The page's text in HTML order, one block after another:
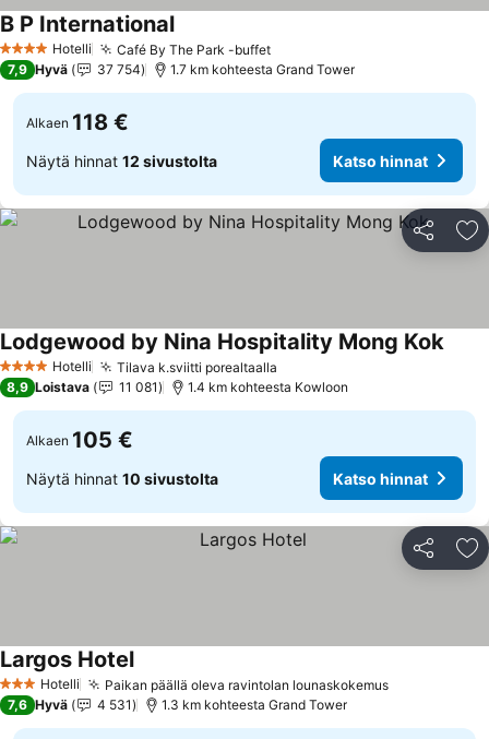
4 Tähtiluokitus
Hotelli Café By The Park -buffet
B P International
7,9 Hyvä 37 754 1.7 km kohteesta Grand Tower
Alkaen 118 €
Näytä hinnat 12 sivustolta Katso hinnat
Jaa
4 Tähtiluokitus
Hotelli Tilava k.sviitti porealtaalla
Lodgewood by Nina Hospitality Mong Kok
8,9 Loistava 11 081 1.4 km kohteesta Kowloon
Alkaen 105 €
Näytä hinnat 10 sivustolta Katso hinnat
Jaa
3 Tähtiluokitus
Hotelli Paikan päällä oleva ravintolan lounaskokemus
Largos Hotel
7,6 Hyvä 4 531 1.3 km kohteesta Grand Tower